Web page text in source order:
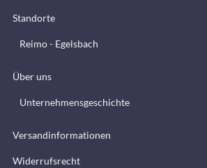
Standorte
Reimo - Egelsbach
Über uns
Unternehmensgeschichte
Versandinformationen
Widerrufsrecht